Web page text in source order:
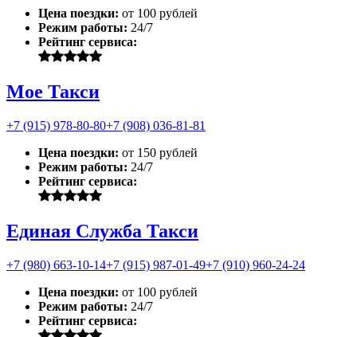
Цена поездки: от 100 рублей
Режим работы: 24/7
Рейтинг сервиса:
Мое Такси
+7 (915) 978-80-80+7 (908) 036-81-81
Цена поездки: от 150 рублей
Режим работы: 24/7
Рейтинг сервиса:
Единая Служба Такси
+7 (980) 663-10-14+7 (915) 987-01-49+7 (910) 960-24-24
Цена поездки: от 100 рублей
Режим работы: 24/7
Рейтинг сервиса: